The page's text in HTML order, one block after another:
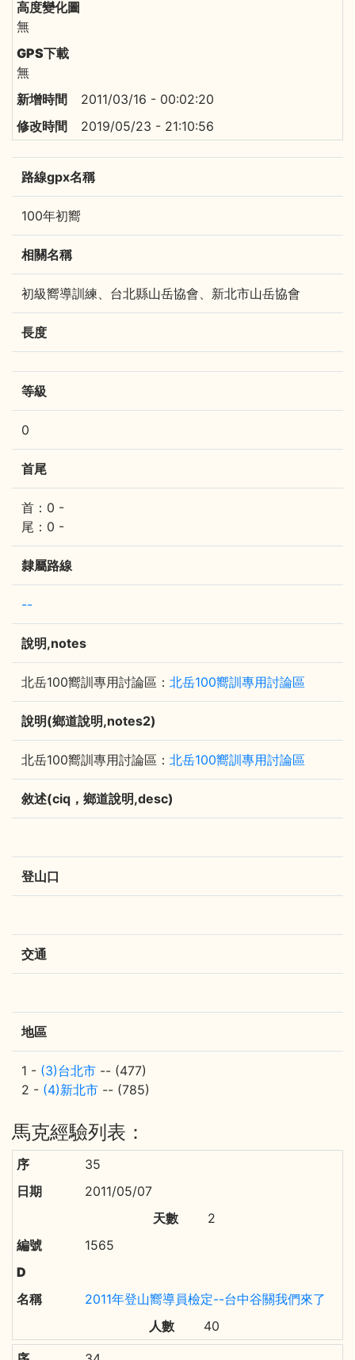
無
無
2011/03/16 - 00:02:20
2019/05/23 - 21:10:56
路線gpx名稱
100年初嚮
相關名稱
初級嚮導訓練、台北縣山岳協會、新北市山岳協會
長度
等級
0
首尾
首：0 -
尾：0 -
隸屬路線
--
說明,notes
北岳100嚮訓專用討論區： 北岳100嚮訓專用討論區
說明(鄉道說明,notes2)
北岳100嚮訓專用討論區： 北岳100嚮訓專用討論區
敘述(ciq，鄉道說明,desc)
登山口
交通
地區
1 - (3)台北市 -- (477)
2 - (4)新北市 -- (785)
馬克經驗列表：
35
2011/05/07
2
1565
2011年登山嚮導員檢定--台中谷關我們來了
40